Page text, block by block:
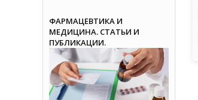
ФАРМАЦЕВТИКА И
МЕДИЦИНА. СТАТЬИ И
ПУБЛИКАЦИИ.